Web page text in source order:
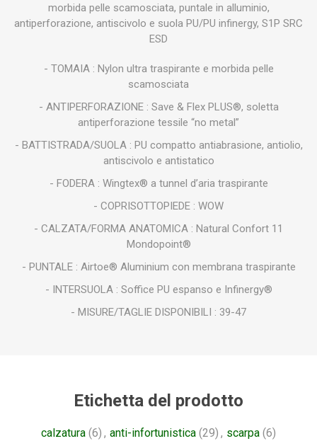
morbida pelle scamosciata, puntale in alluminio,
antiperforazione, antiscivolo e suola PU/PU infinergy, S1P SRC
ESD
- TOMAIA : Nylon ultra traspirante e morbida pelle
scamosciata
- ANTIPERFORAZIONE : Save & Flex PLUS®, soletta
antiperforazione tessile “no metal”
- BATTISTRADA/SUOLA : PU compatto antiabrasione, antiolio,
antiscivolo e antistatico
- FODERA : Wingtex® a tunnel d’aria traspirante
- COPRISOTTOPIEDE : WOW
- CALZATA/FORMA ANATOMICA : Natural Confort 11
Mondopoint®
- PUNTALE : Airtoe® Aluminium con membrana traspirante
- INTERSUOLA : Soffice PU espanso e Infinergy®
- MISURE/TAGLIE DISPONIBILI : 39-47
Etichetta del prodotto
calzatura (6) , anti-infortunistica (29) , scarpa (6)